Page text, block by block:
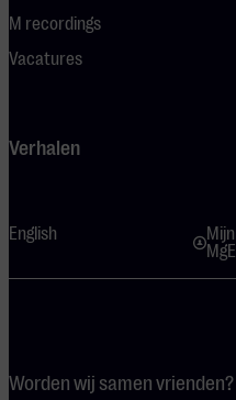
M recordings
Vacatures
Verhalen
English
Mijn
MgE
Worden wij samen vrienden?